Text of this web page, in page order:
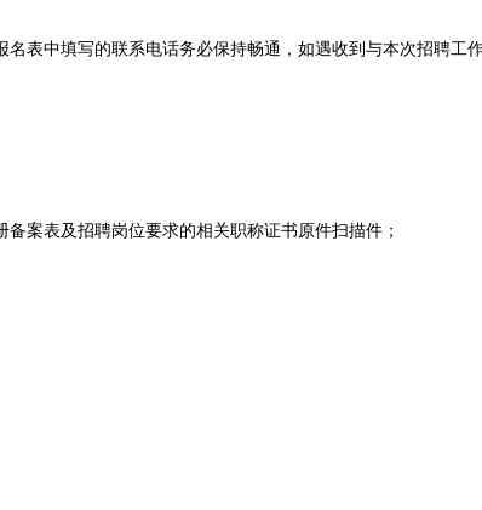
中填写的联系电话务必保持畅通，如遇收到与本次招聘工
表及招聘岗位要求的相关职称证书原件扫描件；